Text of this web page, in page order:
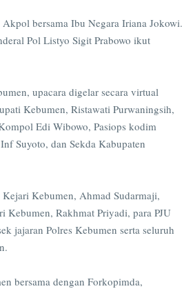
bersama Ibu Negara Iriana Jokowi.
Pol Listyo Sigit Prabowo ikut
upacara digelar secara virtual
Kebumen, Ristawati Purwaningsih,
Edi Wibowo, Pasiops kodim
Suyoto, dan Sekda Kabupaten
Kebumen, Ahmad Sudarmaji,
Kebumen, Rakhmat Priyadi, para PJU
jajaran Polres Kebumen serta seluruh
bersama dengan Forkopimda,